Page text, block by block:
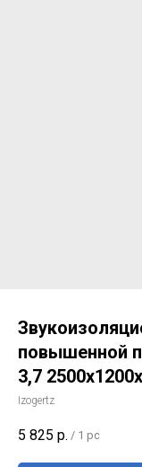
повышенной
3,7
Izogertz
5 825 р. / 1 pc